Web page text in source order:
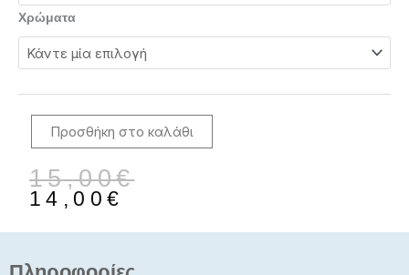
Χρώματα
Εβίτα
Φόρμες
Σετ
Χειμερινές
239224
ποσότηταΠροσθήκη στο καλάθι
15,00€
Original
price
was:
15,00€.
14,00 €
Η
τρέχουσα
τιμή
είναι:
14,00€.